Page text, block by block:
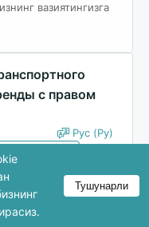
вазиятингизга
с правом
Рус (Ру)
Тушунарли